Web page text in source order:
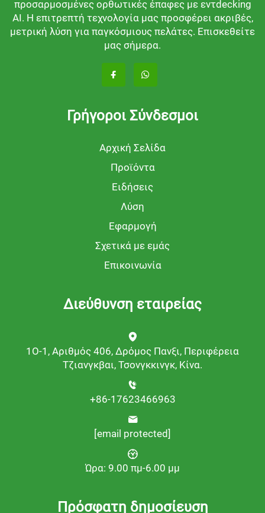
προσαρμοσμένες ορθωτικές έπαφες με εντdecking
AI. Η επιτρεπτή τεχνολογία μας προσφέρει ακριβές,
μετρική λύση για παγκόσμιους πελάτες. Επισκεθείτε
μας σήμερα.
Γρήγοροι Σύνδεσμοι
Αρχική Σελίδα
Προϊόντα
Ειδήσεις
Λύση
Εφαρμογή
Σχετικά με εμάς
Επικοινωνία
Διεύθυνση εταιρείας
1Ο-1, Αριθμός 406, Δρόμος Πανξι, Περιφέρεια
Τζιανγκβαι, Τσονγκκινγκ, Κίνα.
+86-17623466963
[email protected]
Ώρα: 9.00 πμ-6.00 μμ
Πρόσφατη δημοσίευση